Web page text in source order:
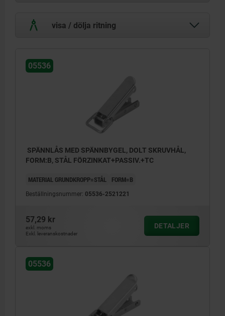
visa / dölja ritning
05536
SPÄNNLÅS MED SPÄNNBYGEL, DOLT SKRUVHÅL,
FORM:B, STÅL FÖRZINKAT+PASSIV.+TC
MATERIAL GRUNDKROPP=STÅL FORM=B
Beställningsnummer: 05536-2521221
57,29 kr
exkl. moms
Exkl. leveranskostnader
DETALJER
05536